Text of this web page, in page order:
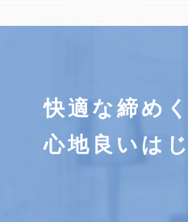
快適な締め
心地良いは